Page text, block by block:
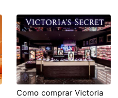
Como comprar Victoria